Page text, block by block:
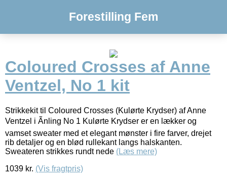
Forestilling Fem
Coloured Crosses af Anne
Ventzel, No 1 kit
Strikkekit til Coloured Crosses (Kulørte Krydser) af Anne
Ventzel i Ãnling No 1 Kulørte Krydser er en lækker og
vamset sweater med et elegant mønster i fire farver, drejet
rib detaljer og en blød rullekant langs halskanten.
Sweateren strikkes rundt nede (Læs mere)
1039 kr. (Vis fragtpris)